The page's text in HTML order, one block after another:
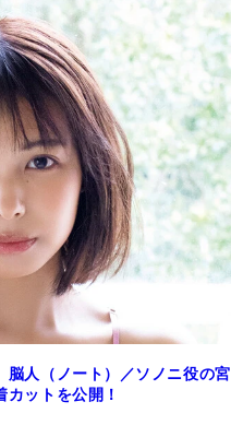
脳人（ノート）／ソノニ役の宮
ットを公開！